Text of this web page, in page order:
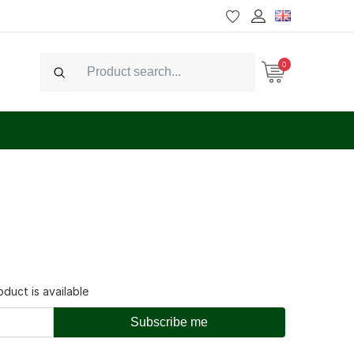
Search
0
is available
Subscribe me